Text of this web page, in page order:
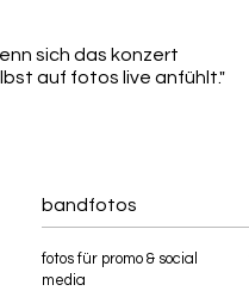
sich das konzert
auf fotos live anfühlt."
bandfotos
fotos für promo & social
media